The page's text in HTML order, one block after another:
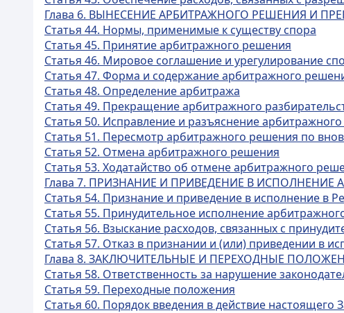
Глава 6. ВЫНЕСЕНИЕ АРБИТРАЖНОГО РЕШЕНИЯ И
Статья 44. Нормы, применимые к существу спора
Статья 45. Принятие арбитражного решения
Статья 46. Мировое соглашение и урегулирование
Статья 47. Форма и содержание арбитражного
Статья 48. Определение арбитража
Статья 49. Прекращение арбитражного
Статья 50. Исправление и разъяснение
Статья 51. Пересмотр арбитражного решения по
Статья 52. Отмена арбитражного решения
Статья 53. Ходатайство об отмене арбитражного
Глава 7. ПРИЗНАНИЕ И ПРИВЕДЕНИЕ В
Статья 54. Признание и приведение в исполнение в
Статья 55. Принудительное исполнение
Статья 56. Взыскание расходов, связанных с
Статья 57. Отказ в признании и (или) приведении в
Глава 8. ЗАКЛЮЧИТЕЛЬНЫЕ И ПЕРЕХОДНЫЕ
Статья 58. Ответственность за нарушение
Статья 59. Переходные положения
Статья 60. Порядок введения в действие настоящего